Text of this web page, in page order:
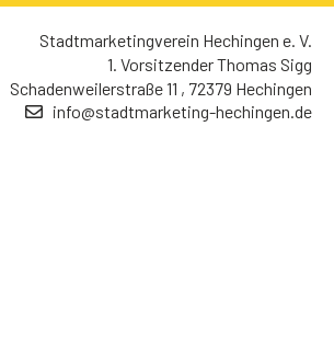
Stadtmarketingverein Hechingen e. V.
1. Vorsitzender Thomas Sigg
Schadenweilerstraße 11 , 72379 Hechingen
info@stadtmarketing-hechingen.de